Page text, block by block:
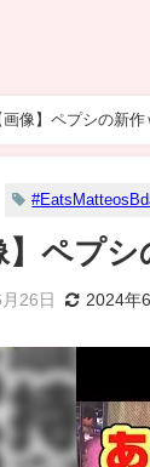
画像】ペプシの新作
】ペプ
26日 2024年